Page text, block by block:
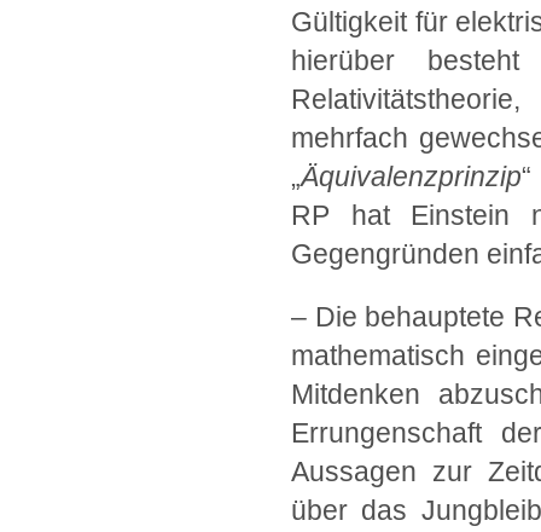
Gültigkeit für
hierüber
mehrfach
„Äquivalenzprinzip
RP hat Einstein
Gegengründen
– Die behauptete
mathematisch
Mitdenken
Errungenschaft
Aussagen zur
über das